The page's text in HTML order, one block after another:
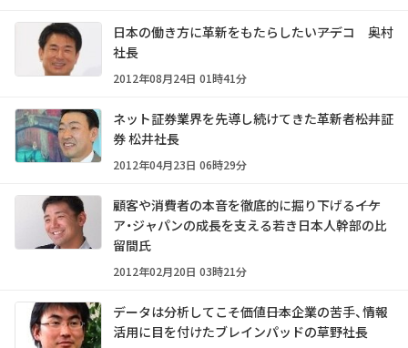
日本の働き方に革新をもたらしたい――アデコ 奥村
社長
2012年08月24日 01時41分
ネット証券業界を先導し続けてきた革新者――松井証
券 松井社長
2012年04月23日 06時29分
顧客や消費者の本音を徹底的に掘り下げる――イケ
ア・ジャパンの成長を支える若き日本人幹部の比
留間氏
2012年02月20日 03時21分
データは分析してこそ価値――日本企業の苦手、情報
活用に目を付けたブレインパッドの草野社長